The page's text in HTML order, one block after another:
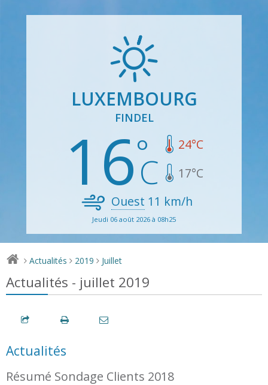
LUXEMBOURG
FINDEL
16 24°C
17°C
Ouest 11 km/h
Jeudi 06 août 2026 à 08h25
> Actualités > 2019 > Juillet
Actualités - juillet 2019
Actualités
Résumé Sondage Clients 2018